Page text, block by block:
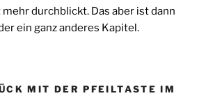
durchblickt. Das aber ist dann
ein ganz anderes Kapitel.
MIT DER PFEILTASTE IM